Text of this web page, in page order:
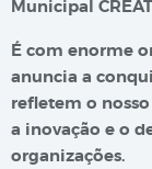
Municipal
É com enorme
anuncia a
refletem o
a inovação e o
organizações.